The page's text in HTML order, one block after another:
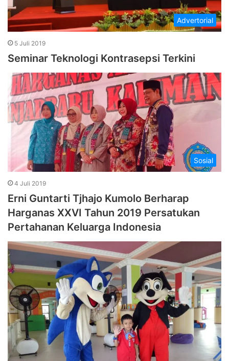
Advertorial
5 Juli 2019
Seminar Teknologi Kontrasepsi Terkini
Sosial
4 Juli 2019
Erni Guntarti Tjhajo Kumolo Berharap
Harganas XXVI Tahun 2019 Persatukan
Pertahanan Keluarga Indonesia